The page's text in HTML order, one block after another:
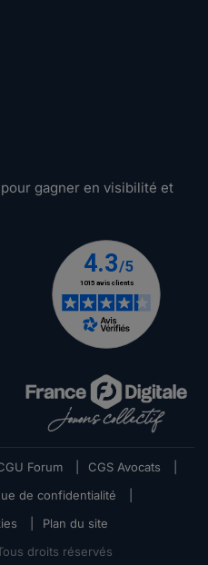
gagner en visibilité et
Forum CGS Avocats
de confidentialité
Plan du site
droits réservés